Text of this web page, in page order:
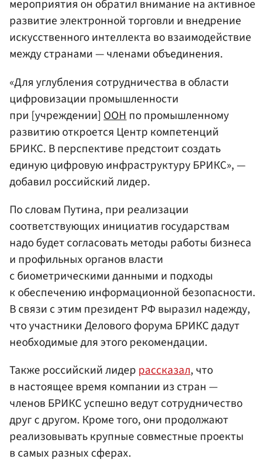
мероприятия он обратил внимание на активное
развитие электронной торговли и внедрение
искусственного интеллекта во взаимодействие
между странами — членами объединения.
«Для углубления сотрудничества в области
цифровизации промышленности
при [учреждении] ООН по промышленному
развитию откроется Центр компетенций
БРИКС. В перспективе предстоит создать
единую цифровую инфраструктуру БРИКС», —
добавил российский лидер.
По словам Путина, при реализации
соответствующих инициатив государствам
надо будет согласовать методы работы бизнеса
и профильных органов власти
с биометрическими данными и подходы
к обеспечению информационной безопасности.
В связи с этим президент РФ выразил надежду,
что участники Делового форума БРИКС дадут
необходимые для этого рекомендации.
Также российский лидер рассказал, что
в настоящее время компании из стран —
членов БРИКС успешно ведут сотрудничество
друг с другом. Кроме того, они продолжают
реализовывать крупные совместные проекты
в самых разных сферах.